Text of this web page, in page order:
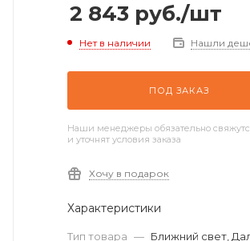
2 843 руб./шт
Нет в наличии Нашли
ПОД ЗАКАЗ
Наши менеджеры обязательно
и уточнят условия заказа
Хочу в подарок
Характеристики
Тип товара — Ближний свет,